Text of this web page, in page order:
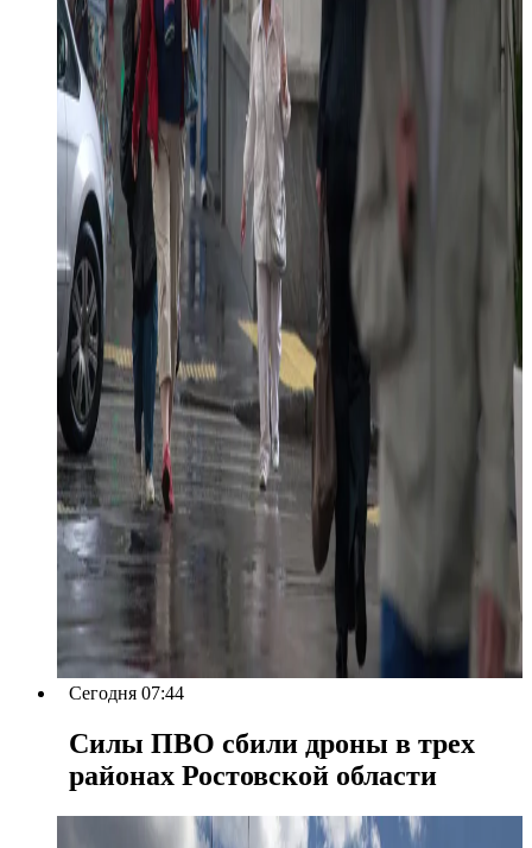
Сегодня 07:44
Силы ПВО сбили дроны в трех
районах Ростовской области